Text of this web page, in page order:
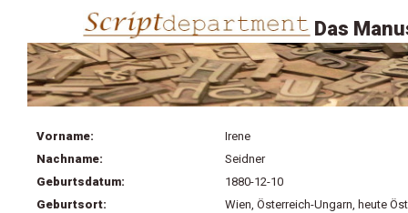
Das
Vorname:
Irene
Nachname:
Seidner
Geburtsdatum:
1880-12-10
Geburtsort:
Wien, Österreich-Ungarn, heute